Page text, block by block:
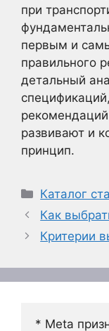
при
первым и
правильного
детальный
развивают и
принцип.
Рубрики
Каталог
Как
Критерии
* Meta